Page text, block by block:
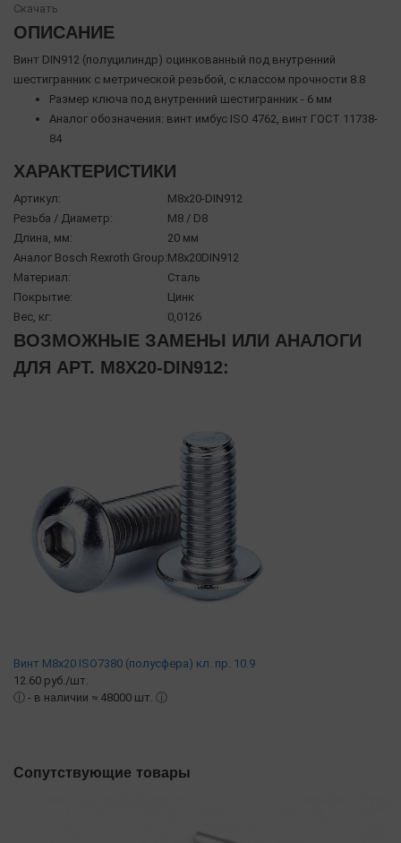
Скачать
ОПИСАНИЕ
Винт DIN912 (полуцилиндр) оцинкованный под внутренний
шестигранник с метрической резьбой, с классом прочности 8.8
Размер ключа под внутренний шестигранник - 6 мм
Аналог обозначения: винт имбус ISO 4762, винт ГОСТ 11738-
84
ХАРАКТЕРИСТИКИ
Артикул:
М8х20-DIN912
Резьба / Диаметр:
М8 / D8
Длина, мм:
20 мм
Аналог Bosch Rexroth Group:М8x20DIN912
Материал:
Сталь
Покрытие:
Цинк
Вес, кг:
0,0126
ВОЗМОЖНЫЕ ЗАМЕНЫ ИЛИ АНАЛОГИ
ДЛЯ АРТ. М8Х20-DIN912:
Винт М8х20 ISO7380 (полусфера) кл. пр. 10.9
12.60 руб./шт.
ⓘ - в наличии ≈ 48000 шт. ⓘ
Сопутствующие товары